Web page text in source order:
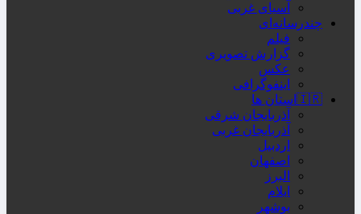
آسیای غربی
چندرسانه‌ای
فیلم
گزارش تصویری
عکس
اینفوگرافی
🇮🇷استان ها
آذربایجان شرقی
آذربایجان غربی
اردبیل
اصفهان
البرز
ایلام
بوشهر